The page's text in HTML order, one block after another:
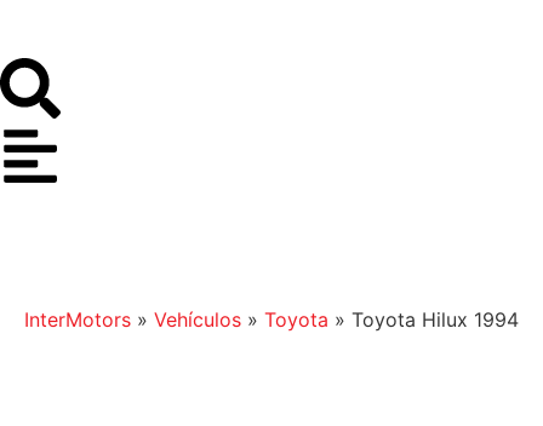
InterMotors » Vehículos » Toyota » Toyota Hilux 1994